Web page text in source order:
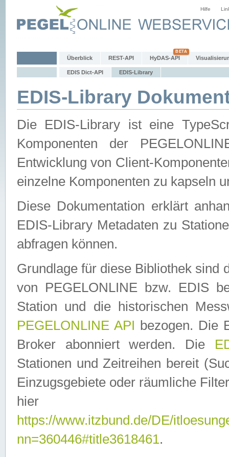
Hilfe
Überblick REST-API HyDAS-API
EDIS Dict-API EDIS-Library
EDIS-Library
Die EDIS-Library ist eine
Komponenten der
Entwicklung von Client-
einzelne Komponenten zu kapseln
Diese Dokumentation erklärt
EDIS-Library Metadaten zu
abfragen können.
Grundlage für diese Bibliothek sind
von PEGELONLINE bzw. EDIS
Station und die historischen
PEGELONLINE API bezogen. Die
Broker abonniert werden. Die
Stationen und Zeitreihen bereit
Einzugsgebiete oder räumliche
hier
https://www.itzbund.de/DE/
nn=360446#title3618461.